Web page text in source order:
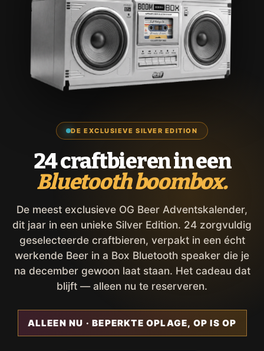
DE EXCLUSIEVE SILVER EDITION
24 craftbieren in een
Bluetooth boombox.
De meest exclusieve OG Beer Adventskalender,
dit jaar in een unieke Silver Edition. 24 zorgvuldig
geselecteerde craftbieren, verpakt in een écht
werkende Beer in a Box Bluetooth speaker die je
na december gewoon laat staan. Het cadeau dat
blijft — alleen nu te reserveren.
ALLEEN NU · BEPERKTE OPLAGE, OP IS OP